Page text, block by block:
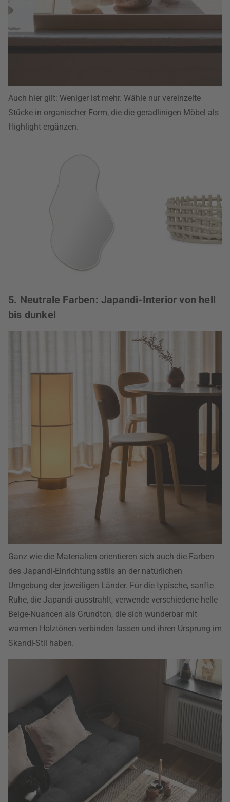
Auch hier gilt: Weniger ist mehr. Wähle nur vereinzelte
Stücke in organischer Form, die die geradlinigen Möbel als
Highlight ergänzen.
5. Neutrale Farben: Japandi-Interior von hell
bis dunkel
Ganz wie die Materialien orientieren sich auch die Farben
des Japandi-Einrichtungsstils an der natürlichen
Umgebung der jeweiligen Länder. Für die typische, sanfte
Ruhe, die Japandi ausstrahlt, verwende verschiedene helle
Beige-Nuancen als Grundton, die sich wunderbar mit
warmen Holztönen verbinden lassen und ihren Ursprung im
Skandi-Stil haben.